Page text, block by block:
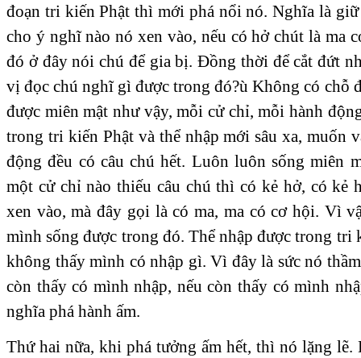
đoạn tri kiến Phật thì mới phá nổi nó. Nghĩa là
cho ý nghĩ nào nó xen vào, nếu có hở chút là ma
đó ở đây nói chú để gia bị. Đồng thời để cắt đứt
vị đọc chú nghĩ gì được trong đó?ù Không có chỗ
được miên mật như vậy, mỗi cử chỉ, mỗi hành
trong tri kiến Phật và thể nhập mới sâu xa, muốn
động đều có câu chú hết. Luôn luôn sống miên
một cử chỉ nào thiếu câu chú thì có kẻ hở, có kẻ
xen vào, mà đây gọi là có ma, ma có cơ hội. Vì
mình sống được trong đó. Thể nhập được trong tri
không thấy mình có nhập gì. Vì đây là sức nó
còn thấy có mình nhập, nếu còn thấy có mình
nghĩa phá hành ấm.
Thứ hai nữa, khi phá tưởng ấm hết, thì nó lặng lẽ.